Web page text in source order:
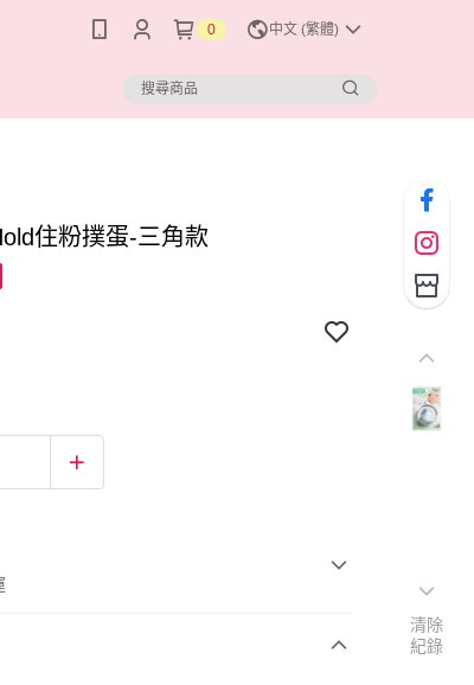
0 中文 (繁體)
住粉撲蛋-三角款
清除
紀錄